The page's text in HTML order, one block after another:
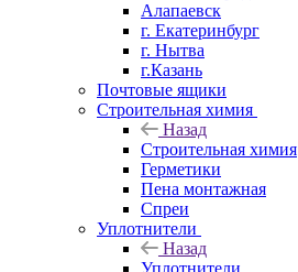
Алапаевск
г. Екатеринбург
г. Нытва
г.Казань
Почтовые ящики
Строительная химия
Назад
Строительная химия
Герметики
Пена монтажная
Спреи
Уплотнители
Назад
Уплотнители